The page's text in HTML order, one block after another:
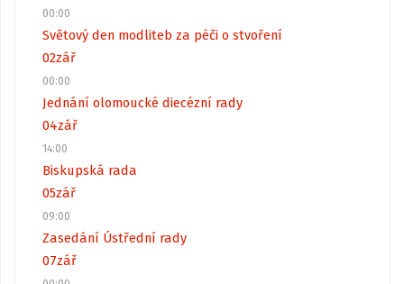
00:00
Světový den modliteb za péči o stvoření
02zář
00:00
Jednání olomoucké diecézní rady
04zář
14:00
Biskupská rada
05zář
09:00
Zasedání Ústřední rady
07zář